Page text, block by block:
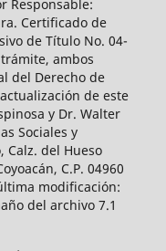
Responsable:
Certificado de
de Título No. 04-
ambos
del Derecho de
de este
y Dr. Walter
Sociales y
Calz. del Hueso
C.P. 04960
modificación:
del archivo 7.1